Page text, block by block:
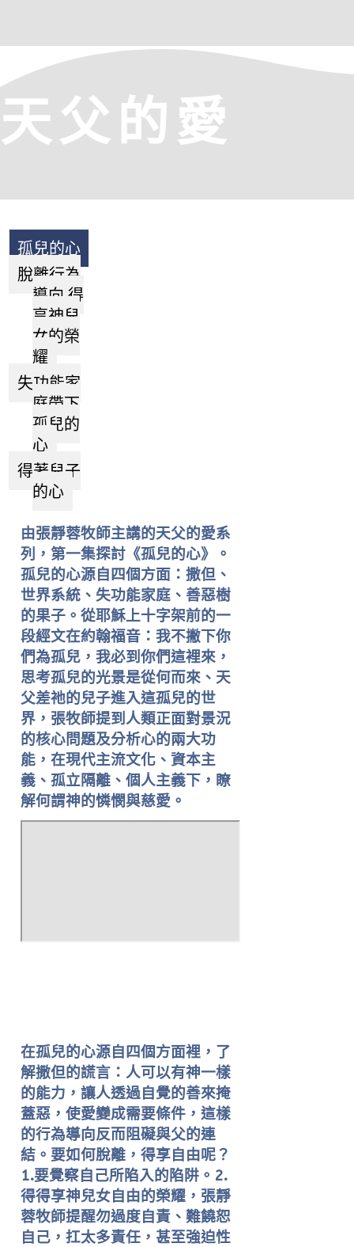
天父的愛
孤兒的心
脫離行為
導向 得
享神兒
女的榮
耀
失功能家
庭帶下
孤兒的
心
得著兒子
的心
由張靜蓉牧師主講的天父的愛系
列，第一集探討《孤兒的心》。
孤兒的心源自四個方面：撒但、
世界系統、失功能家庭、善惡樹
的果子。從耶穌上十字架前的一
段經文在約翰福音：我不撇下你
們為孤兒，我必到你們這裡來，
思考孤兒的光景是從何而來、天
父差祂的兒子進入這孤兒的世
界，張牧師提到人類正面對景況
的核心問題及分析心的兩大功
能，在現代主流文化、資本主
義、孤立隔離、個人主義下，瞭
解何謂神的憐憫與慈愛。
在孤兒的心源自四個方面裡，了
解撒但的謊言：人可以有神一樣
的能力，讓人透過自覺的善來掩
蓋惡，使愛變成需要條件，這樣
的行為導向反而阻礙與父的連
結。要如何脫離，得享自由呢？
1.要覺察自己所陷入的陷阱。2.
得得享神兒女自由的榮耀，張靜
蓉牧師提醒勿過度自責、難饒恕
自己，扛太多責任，甚至強迫性